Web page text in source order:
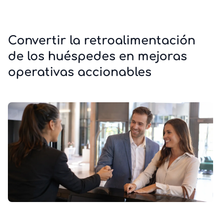
Convertir la retroalimentación
de los huéspedes en mejoras
operativas accionables